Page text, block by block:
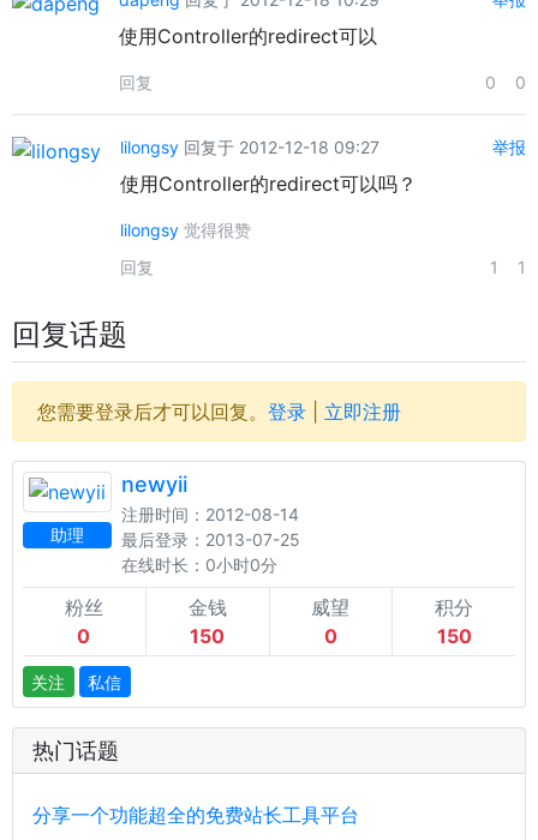
使用Controller的redirect可以
回复 0 0
lilongsy 回复于 2012-12-18 09:27 举报
使用Controller的redirect可以吗？
lilongsy 觉得很赞
回复
1 1
回复话题
您需要登录后才可以回复。 登录 立即注册
助理
newyii
注册时间：2012-08-14
最后登录：2013-07-25
在线时长：0小时0分
粉丝
0
金钱
150
威望
0
积分
150
关注 私信
热门话题
分享一个功能超全的免费站长工具平台